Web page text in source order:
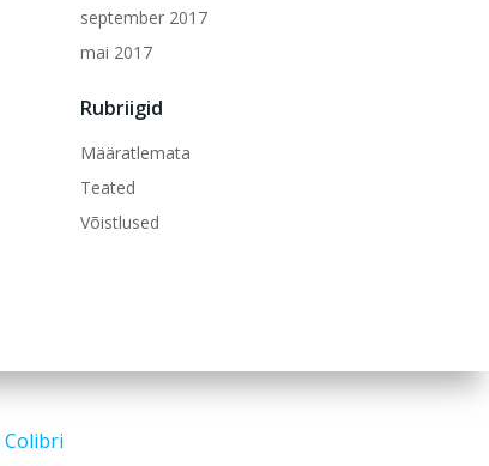
september 2017
mai 2017
Rubriigid
Määratlemata
Teated
Võistlused
Colibri